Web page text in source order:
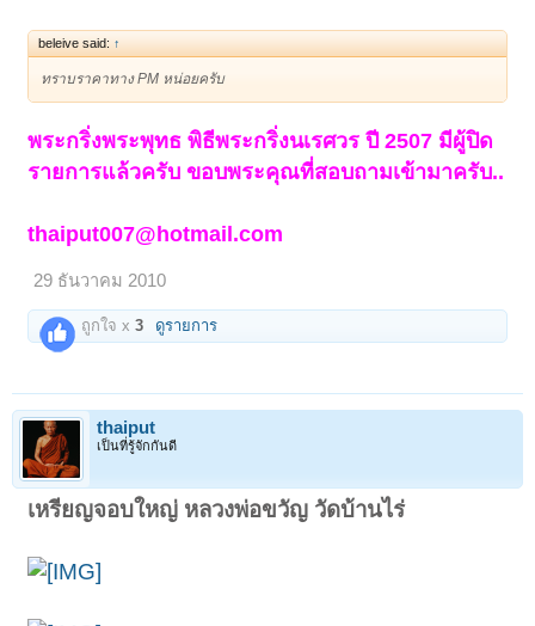
google_ad_section_end --><!--
google_ad_section_end -->
beleive said: ↑
ทราบราคาทาง PM หน่อยครับ
พระกริ่งพระพุทธ พิธีพระกริ่งนเรศวร ปี 2507 มีผู้ปิด
รายการแล้วครับ ขอบพระคุณที่สอบถามเข้ามาครับ..
thaiput007@hotmail.com
29 ธันวาคม 2010
ถูกใจ x3 ดูรายการ
thaiput
เป็นที่รู้จักกันดี
เหรียญจอบใหญ่ หลวงพ่อขวัญ วัดบ้านไร่